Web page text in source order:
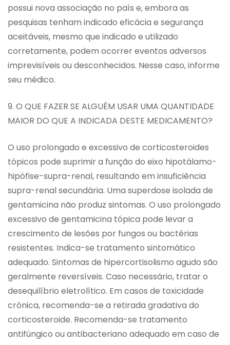
possui nova associação no país e, embora as
pesquisas tenham indicado eficácia e segurança
aceitáveis, mesmo que indicado e utilizado
corretamente, podem ocorrer eventos adversos
imprevisíveis ou desconhecidos. Nesse caso, informe
seu médico.
9. O QUE FAZER SE ALGUÉM USAR UMA QUANTIDADE
MAIOR DO QUE A INDICADA DESTE MEDICAMENTO?
O uso prolongado e excessivo de corticosteroides
tópicos pode suprimir a função do eixo hipotálamo-
hipófise-supra-renal, resultando em insuficiência
supra-renal secundária. Uma superdose isolada de
gentamicina não produz sintomas. O uso prolongado
excessivo de gentamicina tópica pode levar a
crescimento de lesões por fungos ou bactérias
resistentes. Indica-se tratamento sintomático
adequado. Sintomas de hipercortisolismo agudo são
geralmente reversíveis. Caso necessário, tratar o
desequilíbrio eletrolítico. Em casos de toxicidade
crônica, recomenda-se a retirada gradativa do
corticosteroide. Recomenda-se tratamento
antifúngico ou antibacteriano adequado em caso de